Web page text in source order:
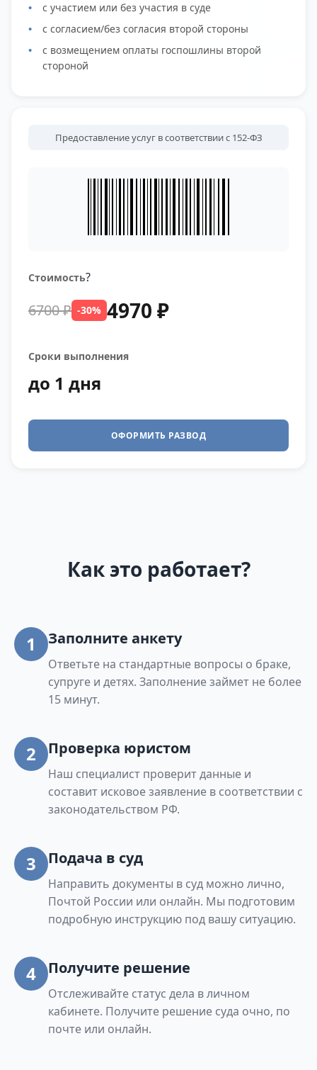
с участием или без участия в суде
с согласием/без согласия второй стороны
с возмещением оплаты госпошлины второй
стороной
Предоставление услуг в соответствии с 152-ФЗ
Стоимость?
6700 ₽ -30% 4970 ₽
Сроки выполнения
до 1 дня
ОФОРМИТЬ РАЗВОД
Как это работает?
1 Заполните анкету
Ответьте на стандартные вопросы о браке,
супруге и детях. Заполнение займет не более
15 минут.
2 Проверка юристом
Наш специалист проверит данные и
составит исковое заявление в соответствии с
законодательством РФ.
3 Подача в суд
Направить документы в суд можно лично,
Почтой России или онлайн. Мы подготовим
подробную инструкцию под вашу ситуацию.
4 Получите решение
Отслеживайте статус дела в личном
кабинете. Получите решение суда очно, по
почте или онлайн.